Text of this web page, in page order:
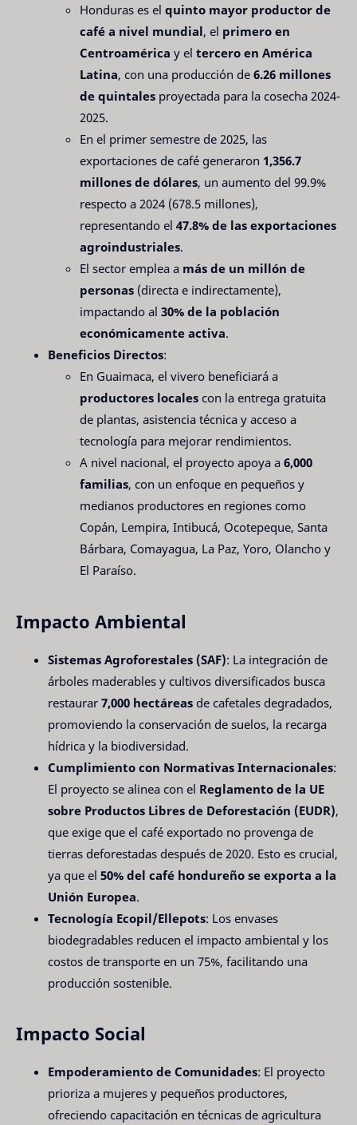
Honduras es el quinto mayor productor de
café a nivel mundial, el primero en
Centroamérica y el tercero en América
Latina, con una producción de 6.26 millones
de quintales proyectada para la cosecha 2024-
2025.
En el primer semestre de 2025, las
exportaciones de café generaron 1,356.7
millones de dólares, un aumento del 99.9%
respecto a 2024 (678.5 millones),
representando el 47.8% de las exportaciones
agroindustriales.
El sector emplea a más de un millón de
personas (directa e indirectamente),
impactando al 30% de la población
económicamente activa.
Beneficios Directos:
En Guaimaca, el vivero beneficiará a
productores locales con la entrega gratuita
de plantas, asistencia técnica y acceso a
tecnología para mejorar rendimientos.
A nivel nacional, el proyecto apoya a 6,000
familias, con un enfoque en pequeños y
medianos productores en regiones como
Copán, Lempira, Intibucá, Ocotepeque, Santa
Bárbara, Comayagua, La Paz, Yoro, Olancho y
El Paraíso.
Impacto Ambiental
Sistemas Agroforestales (SAF): La integración de
árboles maderables y cultivos diversificados busca
restaurar 7,000 hectáreas de cafetales degradados,
promoviendo la conservación de suelos, la recarga
hídrica y la biodiversidad.
Cumplimiento con Normativas Internacionales:
El proyecto se alinea con el Reglamento de la UE
sobre Productos Libres de Deforestación (EUDR),
que exige que el café exportado no provenga de
tierras deforestadas después de 2020. Esto es crucial,
ya que el 50% del café hondureño se exporta a la
Unión Europea.
Tecnología Ecopil/Ellepots: Los envases
biodegradables reducen el impacto ambiental y los
costos de transporte en un 75%, facilitando una
producción sostenible.
Impacto Social
Empoderamiento de Comunidades: El proyecto
prioriza a mujeres y pequeños productores,
ofreciendo capacitación en técnicas de agricultura